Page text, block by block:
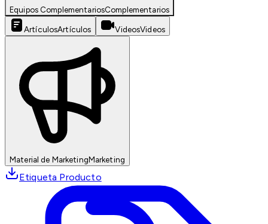
Equipos ComplementariosComplementarios
ArtículosArtículos VideosVideos
Material de MarketingMarketing
Etiqueta Producto